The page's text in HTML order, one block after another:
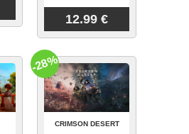
12.99 €
CRIMSON DESERT
-28%